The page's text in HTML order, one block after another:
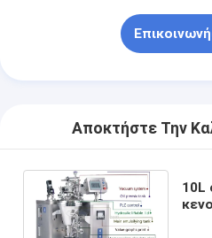
Αποκτήστε Την
10L